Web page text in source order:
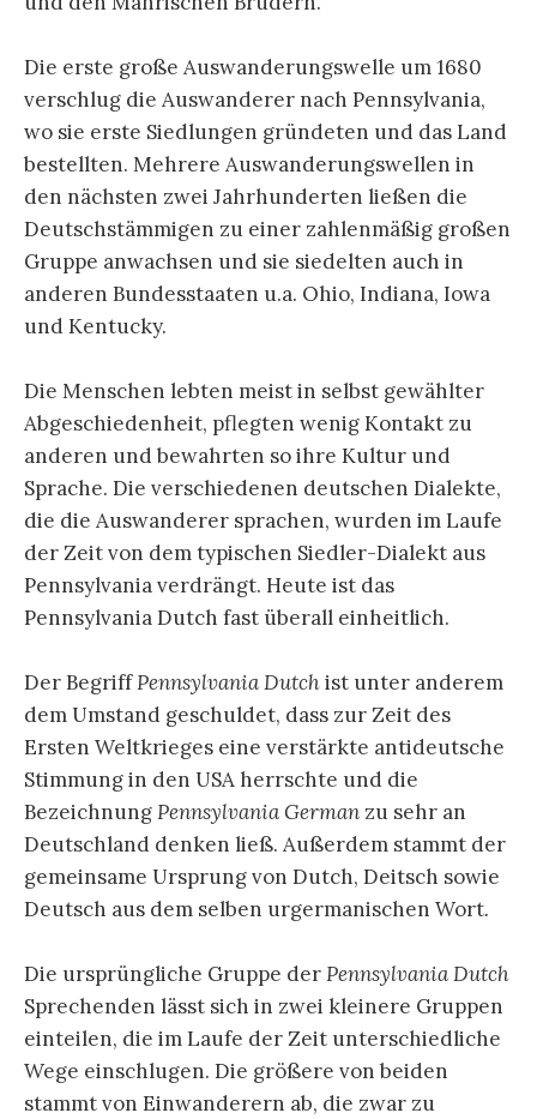
Die erste große Auswanderungswelle um 1680
verschlug die Auswanderer nach Pennsylvania,
wo sie erste Siedlungen gründeten und das Land
bestellten. Mehrere Auswanderungswellen in
den nächsten zwei Jahrhunderten ließen die
Deutschstämmigen zu einer zahlenmäßig großen
Gruppe anwachsen und sie siedelten auch in
anderen Bundesstaaten u.a. Ohio, Indiana, Iowa
und Kentucky.
Die Menschen lebten meist in selbst gewählter
Abgeschiedenheit, pflegten wenig Kontakt zu
anderen und bewahrten so ihre Kultur und
Sprache. Die verschiedenen deutschen Dialekte,
die die Auswanderer sprachen, wurden im Laufe
der Zeit von dem typischen Siedler-Dialekt aus
Pennsylvania verdrängt. Heute ist das
Pennsylvania Dutch fast überall einheitlich.
Der BegriffPennsylvania Dutchist unter anderem
dem Umstand geschuldet, dass zur Zeit des
Ersten Weltkrieges eine verstärkte antideutsche
Stimmung in den USA herrschte und die
BezeichnungPennsylvania German zu sehr an
Deutschland denken ließ. Außerdem stammt der
gemeinsame Ursprung von Dutch, Deitsch sowie
Deutsch aus dem selben urgermanischen Wort.
Die ursprüngliche Gruppe derPennsylvania Dutch
Sprechenden lässt sich in zwei kleinere Gruppen
einteilen, die im Laufe der Zeit unterschiedliche
Wege einschlugen. Die größere von beiden
stammt von Einwanderern ab, die zwar zu